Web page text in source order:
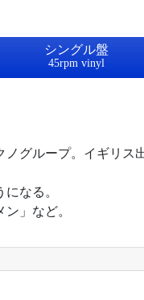
シングル盤
グループ。イギリス
なる。
」など。